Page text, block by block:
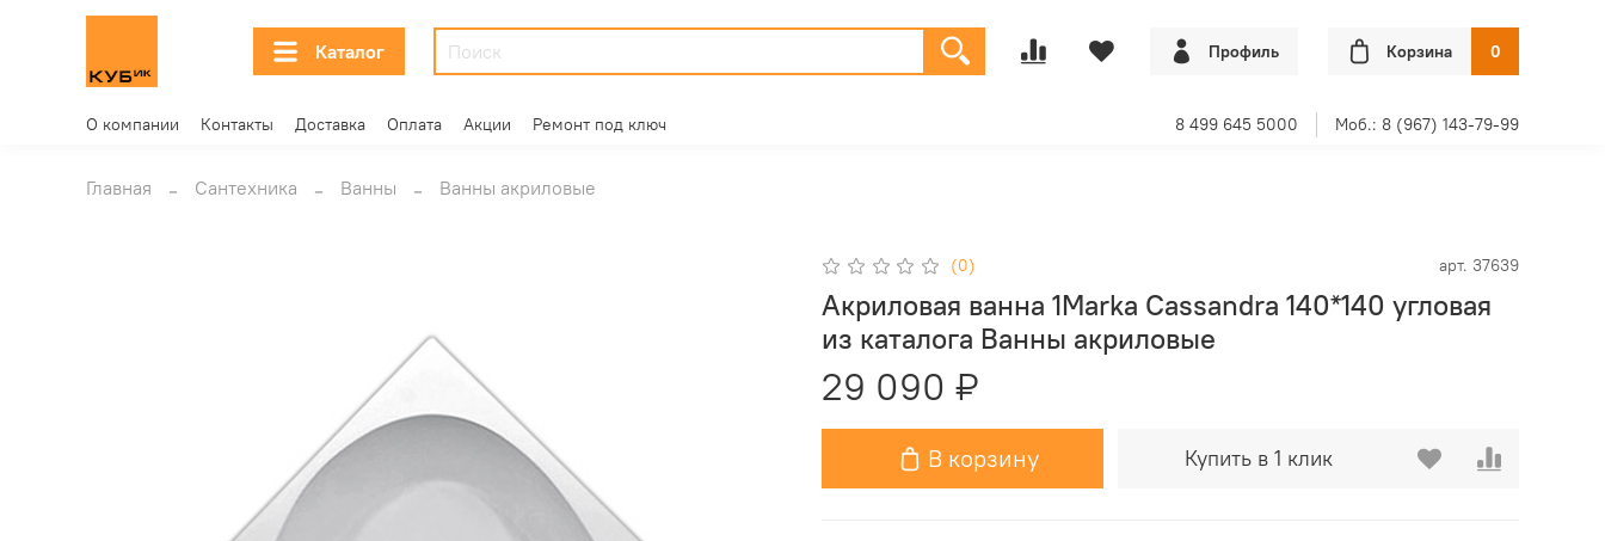
Каталог Профиль Корзина 0
О компании Контакты Доставка Оплата Акции Ремонт под ключ 8 499 645 5000 Моб.: 8 (967) 143-79-99
Главная Сантехника Ванны Ванны акриловые
(0) арт. 37639
Акриловая ванна 1Marka Cassandra 140*140 угловая
из каталога Ванны акриловые
29 090 ₽
В корзину Купить в 1 клик